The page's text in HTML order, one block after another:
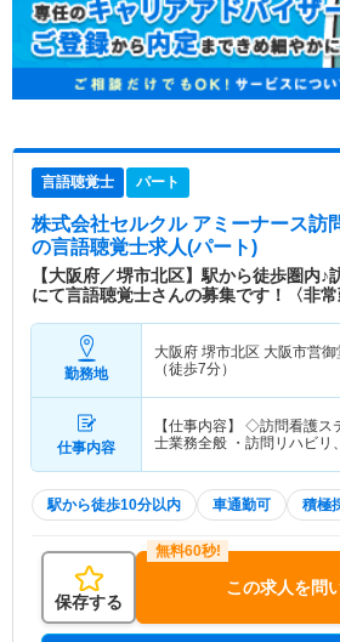
言語聴覚士 パート
株式会社セルクル アミーナース訪
の言語聴覚士求人(パート)
【大阪府／堺市北区】駅から徒歩圏内♪
にて言語聴覚士さんの募集です！〈非常
勤務地
大阪府 堺市北区 大阪市営御
（徒歩7分）
仕事内容
【仕事内容】 ◇訪問看護
士業務全般 ・訪問リハビ
駅から徒歩10分以内 車通勤可 積極
保存する
この求人を問